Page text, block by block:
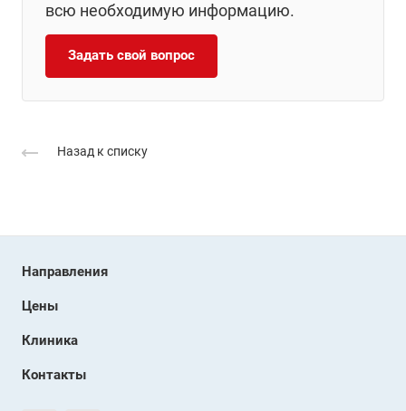
всю необходимую информацию.
Задать свой вопрос
Назад к списку
Направления
Цены
Клиника
Контакты